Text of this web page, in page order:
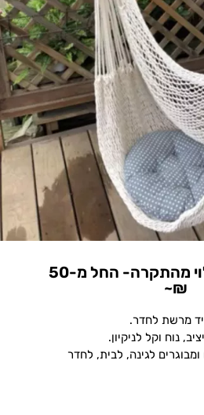
ערסל ישיבה תלוי מהתקרה- החל מ-50
₪~
מרשת לחדר.
נוח וקל לניקיון.
לגינה, לבית, לחדר